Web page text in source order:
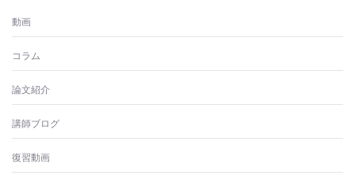
動画
コラム
論文紹介
講師ブログ
復習動画